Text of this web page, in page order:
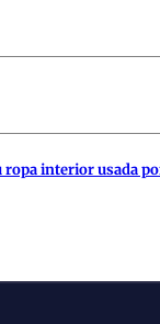
interior usada